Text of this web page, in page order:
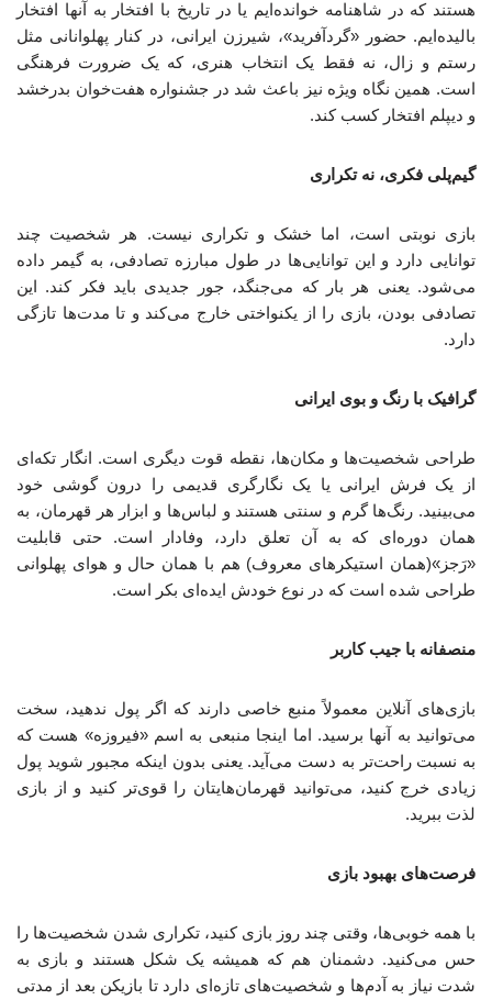
هستند که در شاهنامه خوانده‌ایم یا در تاریخ با افتخار به آنها افتخار
بالیده‌ایم. حضور «گردآفرید»، شیرزن ایرانی، در کنار پهلوانانی مثل
رستم و زال، نه فقط یک انتخاب هنری، که یک ضرورت فرهنگی
است. همین نگاه ویژه نیز باعث شد در جشنواره هفت‌خوان بدرخشد
و دیپلم افتخار کسب کند.
گیم‌پلی فکری، نه تکراری
بازی نوبتی است، اما خشک و تکراری نیست. هر شخصیت چند
توانایی دارد و این توانایی‌ها در طول مبارزه تصادفی، به گیمر داده
می‌شود. یعنی هر بار که می‌جنگد، جور جدیدی باید فکر کند. این
تصادفی بودن، بازی را از یکنواختی خارج می‌کند و تا مدت‌ها تازگی
دارد.
گرافیک با رنگ و بوی ایرانی
طراحی شخصیت‌ها و مکان‌ها، نقطه قوت دیگری است. انگار تکه‌ای
از یک فرش ایرانی یا یک نگارگری قدیمی را درون گوشی خود
می‌بینید. رنگ‌ها گرم و سنتی هستند و لباس‌ها و ابزار هر قهرمان، به
همان دوره‌ای که به آن تعلق دارد، وفادار است. حتی قابلیت
«رَجز»(همان استیکرهای معروف) هم با همان حال و هوای پهلوانی
طراحی شده است که در نوع خودش ایده‌ای بکر است.
منصفانه با جیب کاربر
بازی‌های آنلاین معمولاً منبع خاصی دارند که اگر پول ندهید، سخت
می‌توانید به آنها برسید. اما اینجا منبعی به اسم «فیروزه» هست که
به نسبت راحت‌تر به دست می‌آید. یعنی بدون اینکه مجبور شوید پول
زیادی خرج کنید، می‌توانید قهرمان‌هایتان را قوی‌تر کنید و از بازی
لذت ببرید.
فرصت‌های بهبود بازی
با همه خوبی‌ها، وقتی چند روز بازی کنید، تکراری شدن شخصیت‌ها را
حس می‌کنید. دشمنان هم که همیشه یک شکل هستند و بازی به
شدت نیاز به آدم‌ها و شخصیت‌های تازه‌ای دارد تا بازیکن بعد از مدتی